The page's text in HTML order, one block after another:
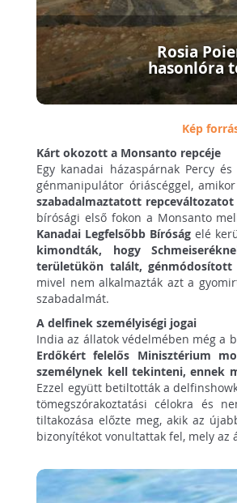
Rosia
hasonlóra
Kép
Kárt okozott a Monsanto repcéje
Egy kanadai házaspárnak Percy
génmanipulátor óriáscéggel,
szabadalmaztatott
bírósági első fokon a Monsanto
Kanadai Legfelsőbb Bíróság elé
kimondták, hogy
területükön talált, génmódosított
mivel nem alkalmazták azt a
szabadalmát.
A delfinek személyiségi jogai
India az állatok védelmében még a
Erdőkért felelős Minisztérium
személynek kell tekinteni, ennek
Ezzel együtt betiltották a
tömegszórakoztatási célokra és
tiltakozása előzte meg, akik az
bizonyítékot vonultattak fel, mely